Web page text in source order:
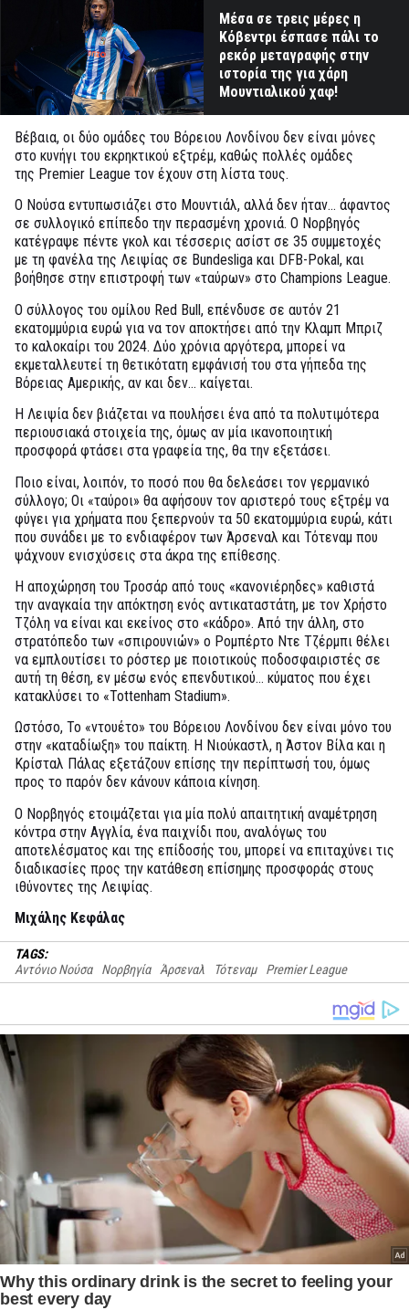
Μέσα σε τρεις μέρες η
Κόβεντρι έσπασε πάλι το
ρεκόρ μεταγραφής στην
ιστορία της για χάρη
Μουντιαλικού χαφ!
Βέβαια, οι δύο ομάδες του Βόρειου Λονδίνου δεν είναι μόνες
στο κυνήγι του εκρηκτικού εξτρέμ, καθώς πολλές ομάδες
της Premier League τον έχουν στη λίστα τους.
Ο Νούσα εντυπωσιάζει στο Μουντιάλ, αλλά δεν ήταν… άφαντος
σε συλλογικό επίπεδο την περασμένη χρονιά. Ο Νορβηγός
κατέγραψε πέντε γκολ και τέσσερις ασίστ σε 35 συμμετοχές
με τη φανέλα της Λειψίας σε Bundesliga και DFB-Pokal, και
βοήθησε στην επιστροφή των «ταύρων» στο Champions League.
Ο σύλλογος του ομίλου Red Bull, επένδυσε σε αυτόν 21
εκατομμύρια ευρώ για να τον αποκτήσει από την Κλαμπ Μπριζ
το καλοκαίρι του 2024. Δύο χρόνια αργότερα, μπορεί να
εκμεταλλευτεί τη θετικότατη εμφάνισή του στα γήπεδα της
Βόρειας Αμερικής, αν και δεν… καίγεται.
Η Λειψία δεν βιάζεται να πουλήσει ένα από τα πολυτιμότερα
περιουσιακά στοιχεία της, όμως αν μία ικανοποιητική
προσφορά φτάσει στα γραφεία της, θα την εξετάσει.
Ποιο είναι, λοιπόν, το ποσό που θα δελεάσει τον γερμανικό
σύλλογο; Οι «ταύροι» θα αφήσουν τον αριστερό τους εξτρέμ να
φύγει για χρήματα που ξεπερνούν τα 50 εκατομμύρια ευρώ, κάτι
που συνάδει με το ενδιαφέρον των Άρσεναλ και Τότεναμ που
ψάχνουν ενισχύσεις στα άκρα της επίθεσης.
Η αποχώρηση του Τροσάρ από τους «κανονιέρηδες» καθιστά
την αναγκαία την απόκτηση ενός αντικαταστάτη, με τον Χρήστο
Τζόλη να είναι και εκείνος στο «κάδρο». Από την άλλη, στο
στρατόπεδο των «σπιρουνιών» ο Ρομπέρτο Ντε Τζέρμπι θέλει
να εμπλουτίσει το ρόστερ με ποιοτικούς ποδοσφαιριστές σε
αυτή τη θέση, εν μέσω ενός επενδυτικού… κύματος που έχει
κατακλύσει το «Tottenham Stadium».
Ωστόσο, Το «ντουέτο» του Βόρειου Λονδίνου δεν είναι μόνο του
στην «καταδίωξη» του παίκτη. Η Νιούκαστλ, η Άστον Βίλα και η
Κρίσταλ Πάλας εξετάζουν επίσης την περίπτωσή του, όμως
προς το παρόν δεν κάνουν κάποια κίνηση.
Ο Νορβηγός ετοιμάζεται για μία πολύ απαιτητική αναμέτρηση
κόντρα στην Αγγλία, ένα παιχνίδι που, αναλόγως του
αποτελέσματος και της επίδοσής του, μπορεί να επιταχύνει τις
διαδικασίες προς την κατάθεση επίσημης προσφοράς στους
ιθύνοντες της Λειψίας.
Μιχάλης Κεφάλας
TAGS:
Αντόνιο Νούσα
Νορβηγία Άρσεναλ Τότεναμ Premier League